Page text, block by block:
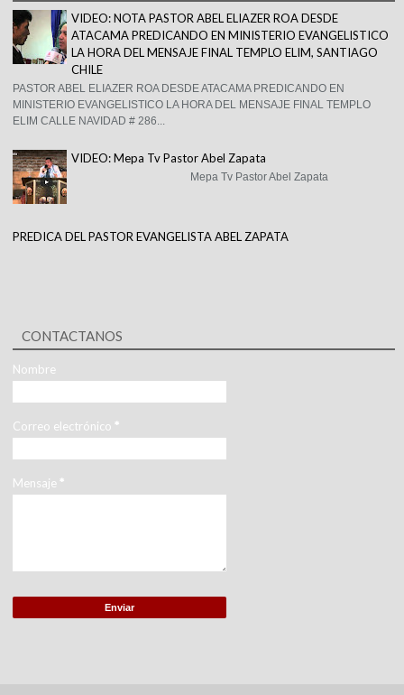
VIDEO: NOTA PASTOR ABEL ELIAZER ROA DESDE
ATACAMA PREDICANDO EN MINISTERIO EVANGELISTICO
LA HORA DEL MENSAJE FINAL TEMPLO ELIM, SANTIAGO
CHILE
PASTOR ABEL ELIAZER ROA DESDE ATACAMA PREDICANDO EN
MINISTERIO EVANGELISTICO LA HORA DEL MENSAJE FINAL TEMPLO
ELIM CALLE NAVIDAD # 286...
VIDEO: Mepa Tv Pastor Abel Zapata
Mepa Tv Pastor Abel Zapata
PREDICA DEL PASTOR EVANGELISTA ABEL ZAPATA
CONTACTANOS
Nombre
Correo electrónico *
Mensaje *